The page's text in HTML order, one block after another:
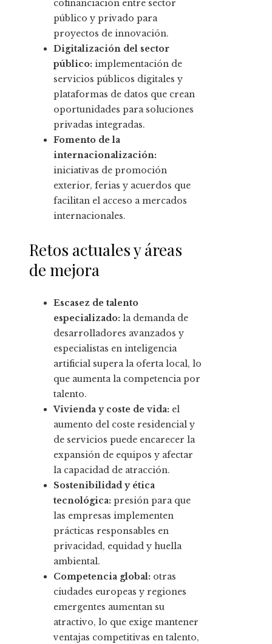
cofinanciación entre sector
público y privado para
proyectos de innovación.
Digitalización del sector
público: implementación de
servicios públicos digitales y
plataformas de datos que crean
oportunidades para soluciones
privadas integradas.
Fomento de la
internacionalización:
iniciativas de promoción
exterior, ferias y acuerdos que
facilitan el acceso a mercados
internacionales.
Retos actuales y áreas
de mejora
Escasez de talento
especializado: la demanda de
desarrolladores avanzados y
especialistas en inteligencia
artificial supera la oferta local, lo
que aumenta la competencia por
talento.
Vivienda y coste de vida: el
aumento del coste residencial y
de servicios puede encarecer la
expansión de equipos y afectar
la capacidad de atracción.
Sostenibilidad y ética
tecnológica: presión para que
las empresas implementen
prácticas responsables en
privacidad, equidad y huella
ambiental.
Competencia global: otras
ciudades europeas y regiones
emergentes aumentan su
atractivo, lo que exige mantener
ventajas competitivas en talento,